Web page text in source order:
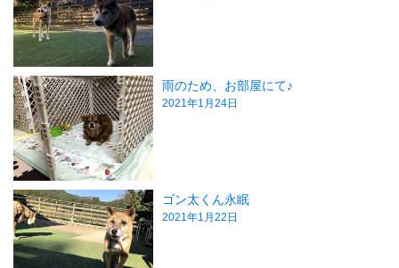
雨のため、お部屋にて♪
2021年1月24日
ゴン太くん永眠
2021年1月22日